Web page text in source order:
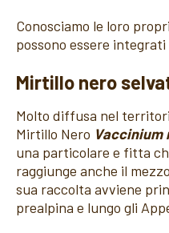
Conosciamo le loro
possono essere
Mirtillo nero
Molto diffusa nel
Mirtillo Nero Vaccinium
una particolare e fitta
raggiunge anche il
sua raccolta avviene
prealpina e lungo gli